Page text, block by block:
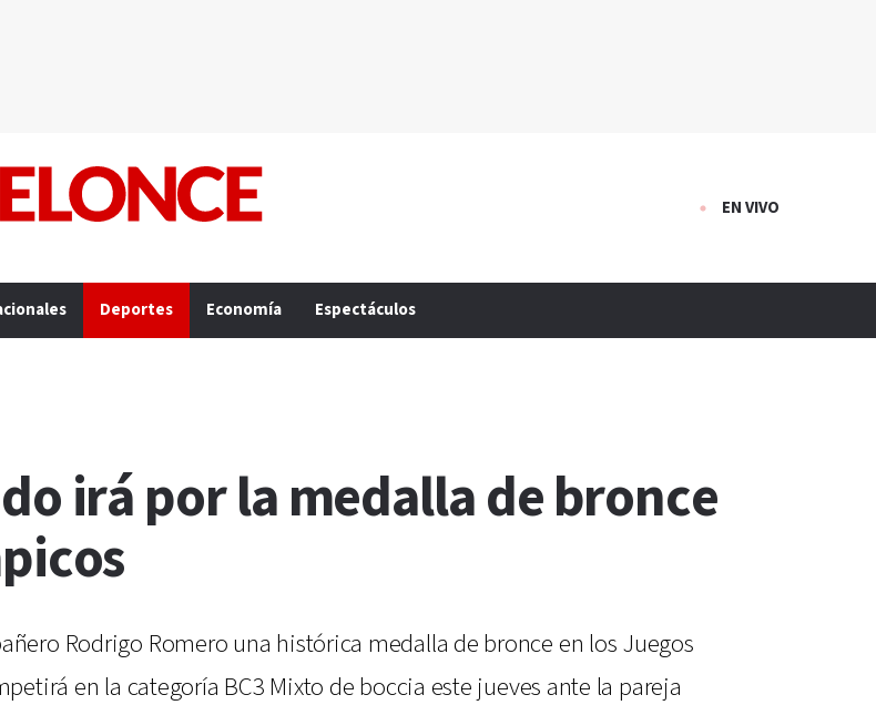
EN VIVO
Deportes Economía Espectáculos
irá por la medalla de bronce
Rodrigo Romero una histórica medalla de bronce en los Juegos
en la categoría BC3 Mixto de boccia este jueves ante la pareja